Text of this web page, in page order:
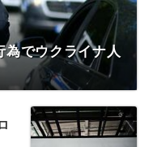
でウクライナ人